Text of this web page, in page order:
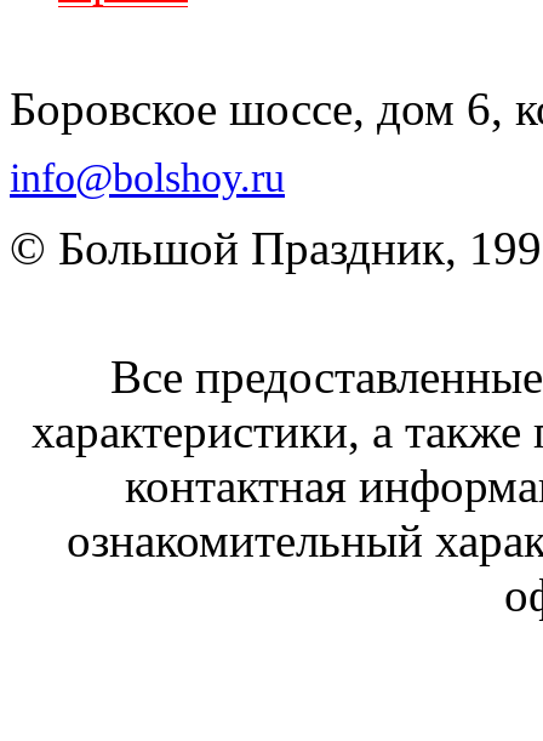
Боровское шоссе, дом 6,
info@bolshoy.ru
© Большой Праздник,
Все
характеристики, а также
контактная
ознакомительный